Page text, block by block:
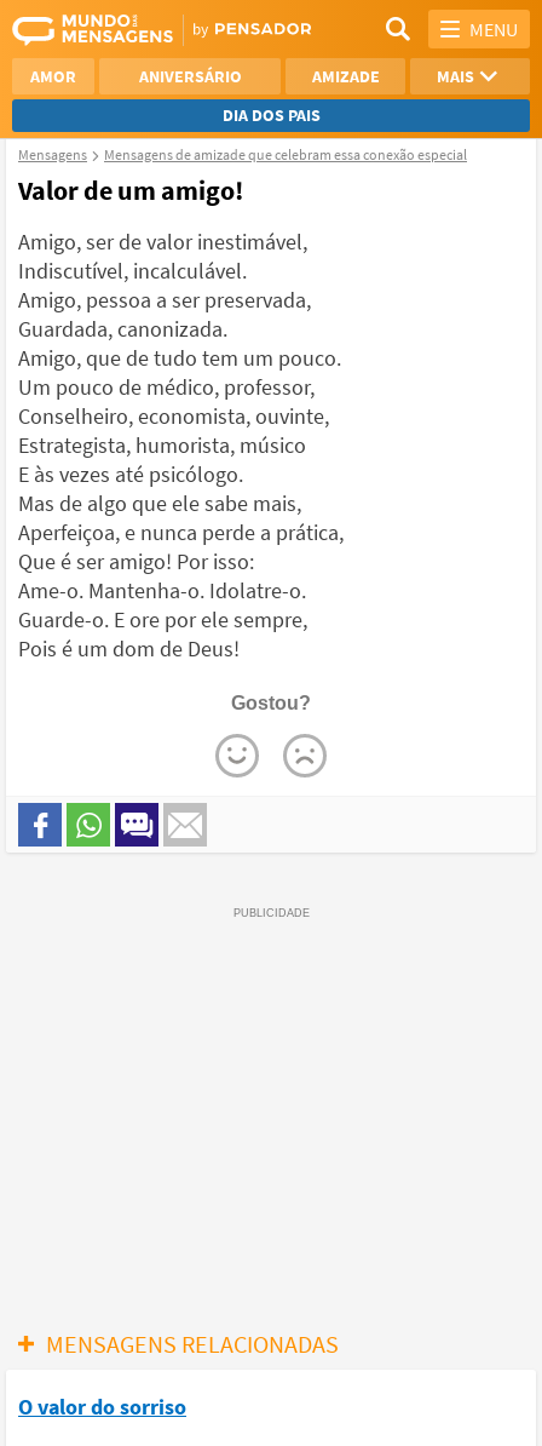
MENU
AMOR ANIVERSÁRIO AMIZADE
MAIS
DIA DOS PAIS
REFLEXÃO
NAMORO
Mensagens Mensagens de amizade que celebram essa conexão especial
Valor de um amigo!
Amigo, ser de valor inestimável,
Indiscutível, incalculável.
Amigo, pessoa a ser preservada,
Guardada, canonizada.
Amigo, que de tudo tem um pouco.
Um pouco de médico, professor,
Conselheiro, economista, ouvinte,
Estrategista, humorista, músico
E às vezes até psicólogo.
Mas de algo que ele sabe mais,
Aperfeiçoa, e nunca perde a prática,
Que é ser amigo! Por isso:
Ame-o. Mantenha-o. Idolatre-o.
Guarde-o. E ore por ele sempre,
Pois é um dom de Deus!
Gostou?
MENSAGENS RELACIONADAS
O valor do sorriso